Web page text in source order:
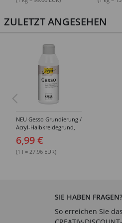
ZULETZT ANGESEHEN
NEU Gesso Grundierung /
Acryl-Halbkreidegrund,
weiß, 250ml
6,99 €
(1 l = 27.96 EUR)
SIE HABEN FRAGEN?
So erreichen Sie das